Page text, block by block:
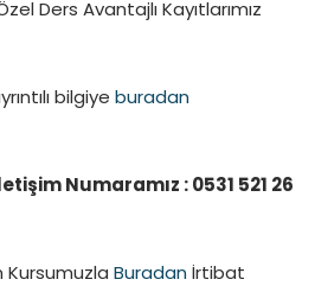
Ders Avantajlı Kayıtlarımız
bilgiye buradan
Numaramız : 0531 521 26
Kursumuzla Buradan İrtibat